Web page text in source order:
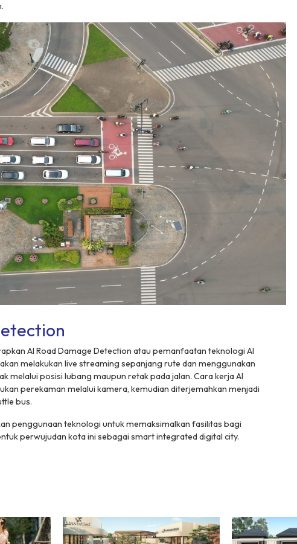
AI Road Damage Detection atau pemanfaatan teknologi AI
melakukan live streaming sepanjang rute dan menggunakan
melalui posisi lubang maupun retak pada jalan. Cara kerjaAI
perekaman melalui kamera, kemudian diterjemahkan menjadi
bus.
penggunaan teknologi untuk memaksimalkan fasilitas bagi
perwujudan kota ini sebagai smart integrated digital city.